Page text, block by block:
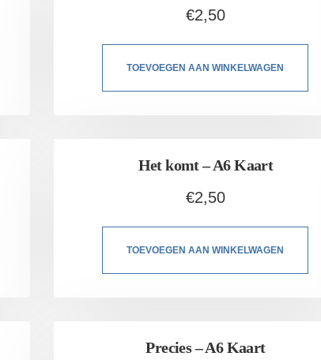
€2,50
TOEVOEGEN AAN WINKELWAGEN
Het komt – A6 Kaart
€2,50
TOEVOEGEN AAN WINKELWAGEN
Precies – A6 Kaart